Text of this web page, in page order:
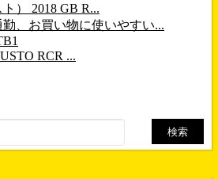
） 2018 GB R...
、お買い物に使いやすい...
RCR ...